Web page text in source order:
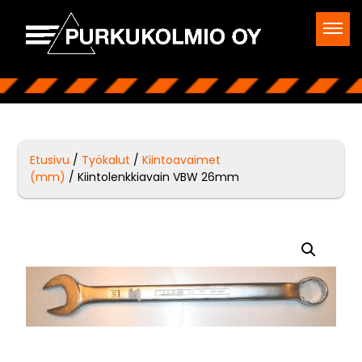
Etusivu / Työkalut /Kiintoavaimet
(mm) / Kiintolenkkiavain VBW 26mm